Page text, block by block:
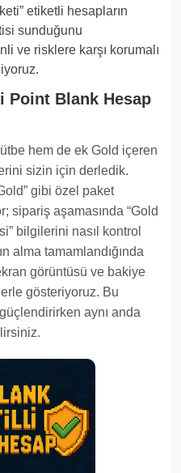
etiketli hesapların
sunduğunu
ve risklere karşı korumalı
Point Blank Hesap
hem de ek Gold içeren
sizin için derledik.
gibi özel paket
sipariş aşamasında “Gold
bilgilerini nasıl kontrol
alma tamamlandığında
görüntüsü ve bakiye
gösteriyoruz. Bu
aynı anda